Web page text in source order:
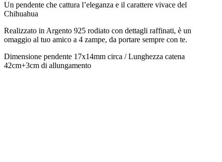
Un pendente che cattura l’eleganza e il carattere vivace del
Chihuahua
Realizzato in Argento 925 rodiato con dettagli raffinati, è un
omaggio al tuo amico a 4 zampe, da portare sempre con te.
Dimensione pendente 17x14mm circa / Lunghezza catena
42cm+3cm di allungamento